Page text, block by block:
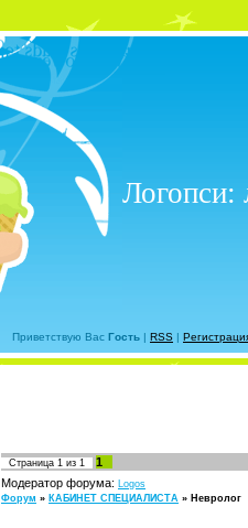
Логопси:
Приветствую Вас Гость | RSS |
Страница 1 из 1
1
Модератор форума: Logos
Форум » КАБИНЕТ СПЕЦИАЛИСТA » Невролог